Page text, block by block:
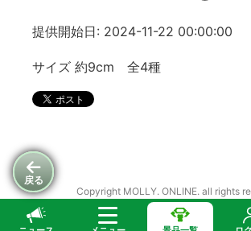
戻る
提供開始日: 2024-11-22 00:00:00
サイズ 約9cm 全4種
Copyright MOLLY. ONLINE. all rights